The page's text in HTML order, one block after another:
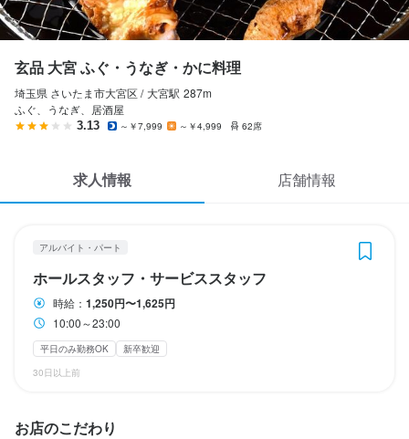
マイページ管理
気になる求人
検索履歴・保存した条件
応募履歴
ヘルプ・お問い合わせフォーム
掲載をご検討の店舗様へ
玄品 大宮 ふぐ・うなぎ・かに料理
埼玉県 さいたま市大宮区 / 大宮駅 287m
ふぐ、うなぎ、居酒屋
3.13 ～￥7,999 ～￥4,999 62席
求人情報 店舗情報
アルバイト・パート
ホールスタッフ・サービススタッフ
時給： 1,250円〜1,625円
10:00～23:00
平日のみ勤務OK
新卒歓迎
30日以上前
お店のこだわり
研修期間
土日祝1300円～
※研修期間も時給変動なし
給与補足
★昇給あり
勤務時間
10:00～23:00
週2日からOK
シフト制 自由シフト制(毎回、時間・曜日を選べる)